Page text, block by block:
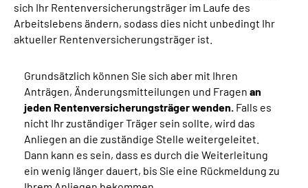
sich Ihr Rentenversicherungsträger im Laufe des
Arbeitslebens ändern, sodass dies nicht unbedingt Ihr
aktueller Rentenversicherungsträger ist.
Grundsätzlich können Sie sich aber mit Ihren
Anträgen, Änderungsmitteilungen und Fragen an
jeden Rentenversicherungsträger wenden. Falls es
nicht Ihr zuständiger Träger sein sollte, wird das
Anliegen an die zuständige Stelle weitergeleitet.
Dann kann es sein, dass es durch die Weiterleitung
ein wenig länger dauert, bis Sie eine Rückmeldung zu